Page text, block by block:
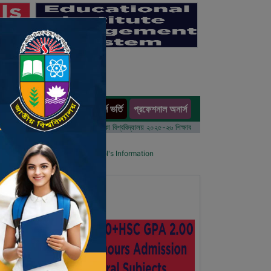
অনার্স ভর্তি প্রফেশনাল অনার্স
ভর্তি আবেদন বিজ্ঞপ্তি ঢাকা বিশ্ববিদ্যালয় ২০২৫-২৬ শিক্ষাবর্ষে আন্ডারগ্র্যাজুয়েট প্রোগ্রামে ভর্তি
Details Primary School's Information